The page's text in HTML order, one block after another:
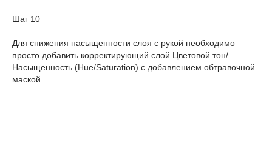
Шаг 10
Для снижения насыщенности слоя с рукой необходимо
просто добавить корректирующий слой Цветовой тон/
Насыщенность (Hue/Saturation) с добавлением обтравочной
маской.